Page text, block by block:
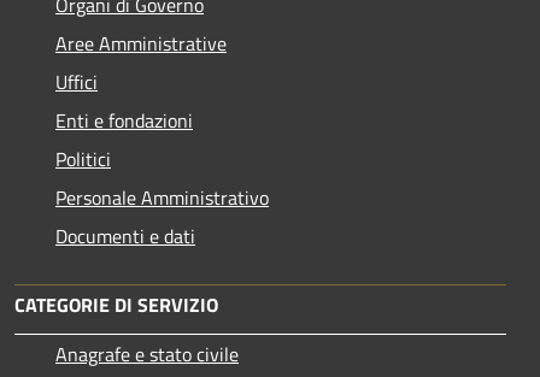
Aree Amministrative
Uffici
Enti e fondazioni
Politici
Personale Amministrativo
Documenti e dati
CATEGORIE DI SERVIZIO
Anagrafe e stato civile